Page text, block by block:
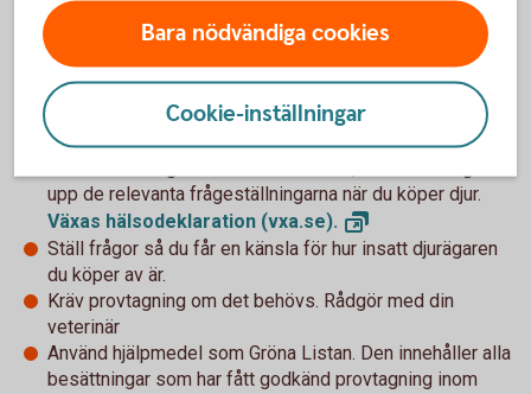
Helenas tips för ett bättre
smittskydd
Skaffa strikta mottagningsrutiner för nya djur, och följ
dem
upp de relevanta frågeställningarna när du köper djur.
Växas hälsodeklaration (vxa.se).
Ställ frågor så du får en känsla för hur insatt djurägaren
du köper av är.
Kräv provtagning om det behövs. Rådgör med din
veterinär
Använd hjälpmedel som Gröna Listan. Den innehåller alla
besättningar som har fått godkänd provtagning inom
Bara nödvändiga cookies
Cookie-inställningar